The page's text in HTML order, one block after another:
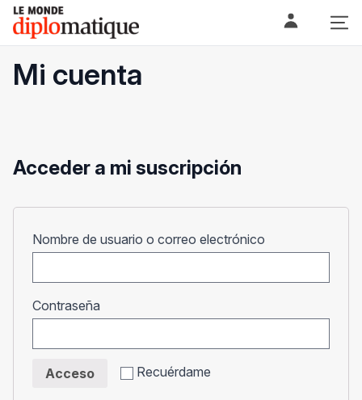
Skip
content
Le monde diplomatique
Mi cuenta
Acceder a mi suscripción
Nombre de usuario o correo electrónico
Contraseña
Recuérdame
Acceso